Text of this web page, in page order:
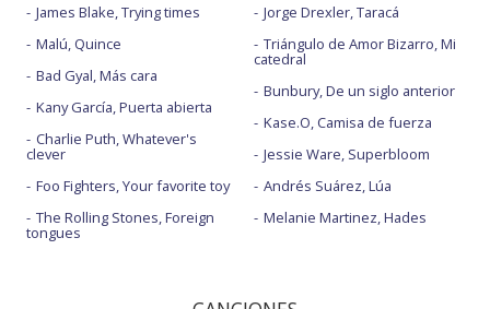
James Blake, Trying times
Malú, Quince
Bad Gyal, Más cara
Kany García, Puerta abierta
Charlie Puth, Whatever's
clever
Foo Fighters, Your favorite toy
The Rolling Stones, Foreign
tongues
Jorge Drexler, Taracá
Triángulo de Amor Bizarro, Mi
catedral
Bunbury, De un siglo anterior
Kase.O, Camisa de fuerza
Jessie Ware, Superbloom
Andrés Suárez, Lúa
Melanie Martinez, Hades